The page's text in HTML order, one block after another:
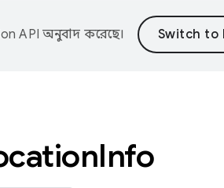
API অনুবাদ করেছে।
Info